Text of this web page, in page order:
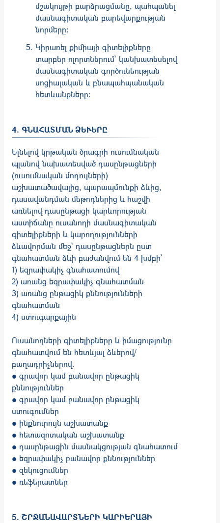
մշակույթի բարձրացմանը, պահպանել
մասնագիտական բարեվարքության
նորմերը:
Կիրառել քիմիայի գիտելիքները
տարբեր ոլորտներում՝ կանխատեսելով
մասնագիտական գործունեության
սոցիալական և բնապահպանական
հետևանքները։
4. ԳՆԱՀԱՏՄԱՆ ՁԵՒԵՐԸ
Ելնելով կրթական ծրագրի ուսումնական
պլանով նախատեսված դասընթացների
(ուսումնական մոդուլների)
աշխատածավալից, պարապմունքի ձևից,
դասավանդման մեթոդներից և հաշվի
առնելով դասընթացի կարևորության
աստիճանը ուսանողի մասնագիտական
գիտելիքների և կարողությունների
ձևավորման մեջ՝ դասընթացներն ըստ
գնահատման ձևի բաժանվում են 4 խմբի՝
1) եզրափակիչ գնահատումով
2) առանց եզրափակիչ գնահատման
3) առանց ընթացիկ քննությունների
գնահատման
4) ստուգարքային
Ուսանողների գիտելիքները և իմացությունը
գնահատվում են հետևյալ ձևերով/
բաղադրիչներով.
● գրավոր կամ բանավոր ընթացիկ
քննություններ
● գրավոր կամ բանավոր ընթացիկ
ստուգումներ
● ինքնուրույն աշխատանք
● հետազոտական աշխատանք
● դասընթացին մասնակցության գնահատում
● եզրափակիչ բանավոր քննություններ
● զեկուցումներ
● ռեֆերատներ
5. ՇՐՋԱՆԱՎԱՐՏՆԵՐԻ ԿԱՐԻԵՐԱՅԻ